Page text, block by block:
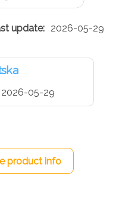
2026-05-29
2026-05-29
product info